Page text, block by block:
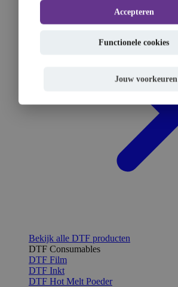
Bekijk alle DTF producten
DTF Consumables
DTF Film
DTF Inkt
DTF Hot Melt Poeder
Accepteren
Functionele cookies
Jouw voorkeuren